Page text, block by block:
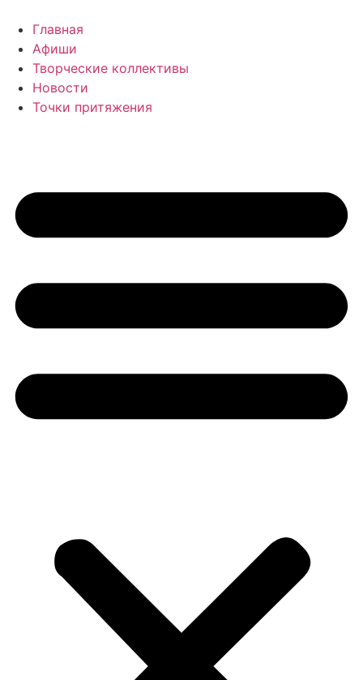
содержимому
Главная
Афиши
Творческие коллективы
Новости
Точки притяжения